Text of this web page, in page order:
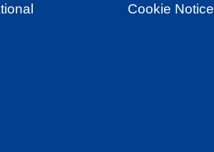
Cookie Notice